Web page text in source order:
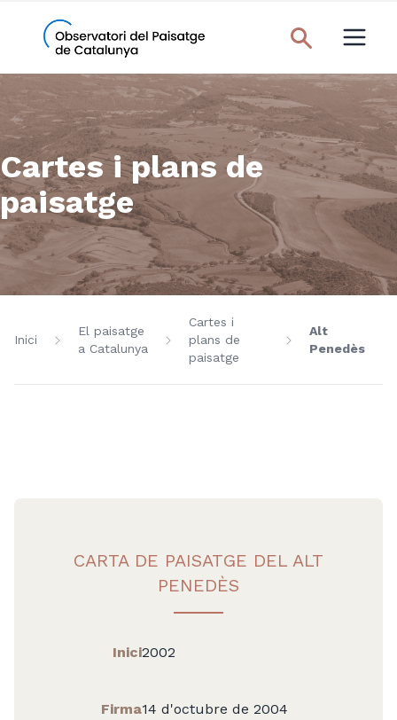
Cartes i plans de
paisatge
Inici
El paisatge
a Catalunya
Cartes i
plans de
paisatge
Alt
Penedès
CARTA DE PAISATGE DEL ALT
PENEDÈS
Inici2002
Firma14 d'octubre de 2004